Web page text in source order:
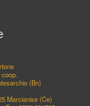
(Bn)
Marcianise (Ce)